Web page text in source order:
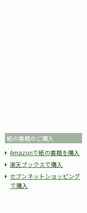
紙の書籍のご購入
Amazonで紙の書籍を購入
楽天ブックスで購入
セブンネットショッピング
で購入